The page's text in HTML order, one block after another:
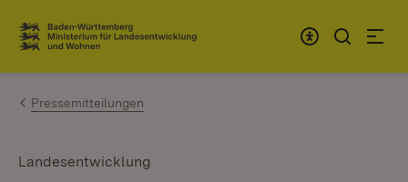
Zum Inhalt springen
Link zur Startseite
Pressemitteilungen
Landesentwicklung